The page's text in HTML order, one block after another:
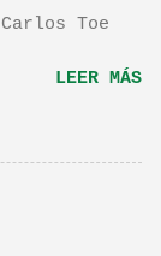
también
escena de
este tema
Y LA
Toe
LEER MÁS